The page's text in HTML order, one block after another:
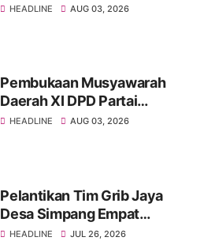
Kristen
HEADLINE AUG 03, 2026
Pembukaan Musyawarah
Daerah XI DPD Partai
Golongan Karya Provinsi
HEADLINE AUG 03, 2026
Pelantikan Tim Grib Jaya
Desa Simpang Empat
Asahan Berlangsung
HEADLINE JUL 26, 2026